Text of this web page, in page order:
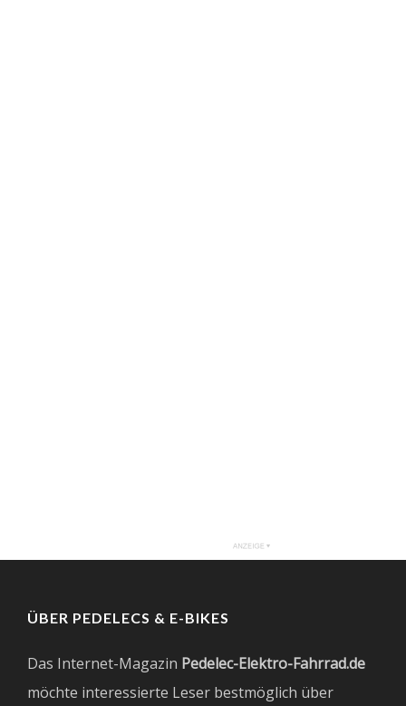
ÜBER PEDELECS & E-BIKES
Das Internet-Magazin Pedelec-Elektro-Fahrrad.de
möchte interessierte Leser bestmöglich über